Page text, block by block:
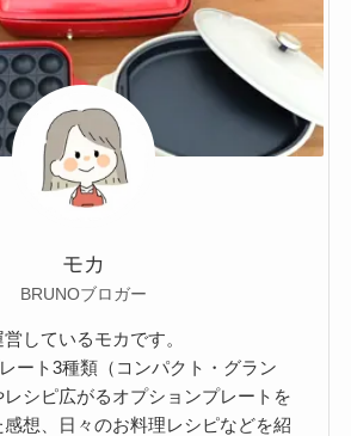
モカ
BRUNOブロガー
しているモカです。
ート3種類（コンパクト・グラン
シピ広がるオプションプレートを
想、日々のお料理レシピなどを紹